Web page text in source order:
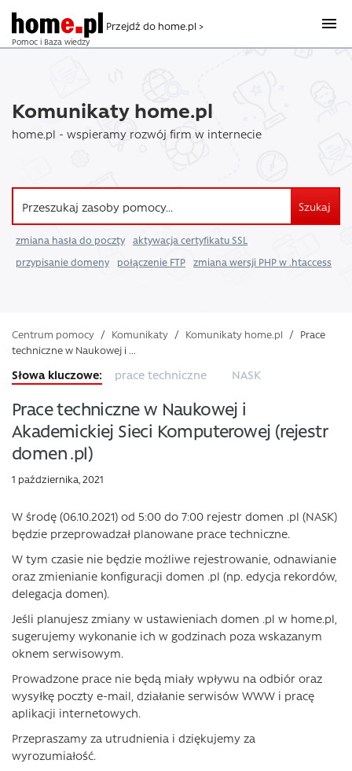
Pomoc i Baza wiedzy
Przejdź do home.pl >
Komunikaty home.pl
home.pl - wspieramy rozwój firm w internecie
Szukaj
zmiana hasła do poczty
aktywacja certyfikatu SSL
przypisanie domeny
połączenie FTP zmiana wersji PHP w .htaccess
Centrum pomocy / Komunikaty / Komunikaty home.pl / Prace
techniczne w Naukowej i ...
prace techniczne NASK
Prace techniczne w Naukowej i
Akademickiej Sieci Komputerowej (rejestr
domen .pl)
1 października, 2021
W środę (06.10.2021) od 5:00 do 7:00 rejestr domen .pl (NASK)
będzie przeprowadzał planowane prace techniczne.
W tym czasie nie będzie możliwe rejestrowanie, odnawianie
oraz zmienianie konfiguracji domen .pl (np. edycja rekordów,
delegacja domen).
Jeśli planujesz zmiany w ustawieniach domen .pl w home.pl,
sugerujemy wykonanie ich w godzinach poza wskazanym
oknem serwisowym.
Prowadzone prace nie będą miały wpływu na odbiór oraz
wysyłkę poczty e-mail, działanie serwisów WWW i pracę
aplikacji internetowych.
Przepraszamy za utrudnienia i dziękujemy za
wyrozumiałość.